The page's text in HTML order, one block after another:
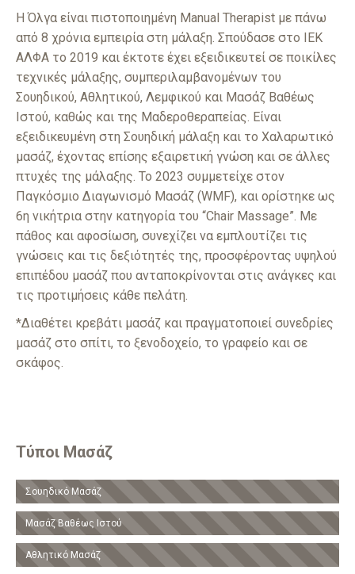
Η Όλγα είναι πιστοποιημένη Manual Therapist με πάνω
από 8 χρόνια εμπειρία στη μάλαξη. Σπούδασε στο ΙΕΚ
ΑΛΦΑ το 2019 και έκτοτε έχει εξειδικευτεί σε ποικίλες
τεχνικές μάλαξης, συμπεριλαμβανομένων του
Σουηδικού, Αθλητικού, Λεμφικού και Μασάζ Βαθέως
Ιστού, καθώς και της Μαδεροθεραπείας. Είναι
εξειδικευμένη στη Σουηδική μάλαξη και το Χαλαρωτικό
μασάζ, έχοντας επίσης εξαιρετική γνώση και σε άλλες
πτυχές της μάλαξης. Το 2023 συμμετείχε στον
Παγκόσμιο Διαγωνισμό Μασάζ (WMF), και ορίστηκε ως
6η νικήτρια στην κατηγορία του “Chair Massage”. Με
πάθος και αφοσίωση, συνεχίζει να εμπλουτίζει τις
γνώσεις και τις δεξιότητές της, προσφέροντας υψηλού
επιπέδου μασάζ που ανταποκρίνονται στις ανάγκες και
τις προτιμήσεις κάθε πελάτη.
*Διαθέτει κρεβάτι μασάζ και πραγματοποιεί συνεδρίες
μασάζ στο σπίτι, το ξενοδοχείο, το γραφείο και σε
σκάφος.
Τύποι Μασάζ
Σουηδικό Μασάζ
Μασάζ Βαθέως Ιστού
Αθλητικό Μασάζ